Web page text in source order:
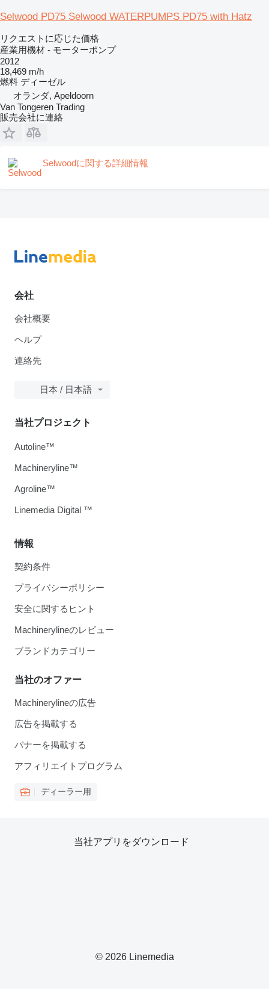
Selwood PD75 Selwood WATERPUMPS PD75 with Hatz
リクエストに応じた価格
産業用機材 - モーターポンプ
2012
18,469 m/h
燃料 ディーゼル
オランダ, Apeldoorn
Van Tongeren Trading
販売会社に連絡
Selwoodに関する詳細情報
会社
会社概要
ヘルプ
連絡先
日本 / 日本語
情報
契約条件
プライバシーポリシー
安全に関するヒント
Machinerylineのレビュー
ブランドカテゴリー
当社のオファー
Machinerylineの広告
広告を掲載する
バナーを掲載する
アフィリエイトプログラム
ディーラー用
当社プロジェクト
Autoline™
Machineryline™
Agroline™
Linemedia Digital ™
© 2026 Linemedia
当社アプリをダウンロード